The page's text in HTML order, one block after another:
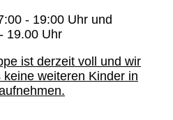
- 19:00 Uhr und
19.00 Uhr
ist derzeit voll und wir
weiteren Kinder in